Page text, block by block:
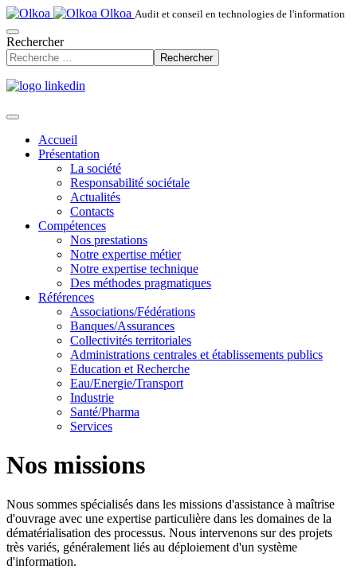
Olkoa Audit et conseil en technologies de l'information
Rechercher
Rechercher
Accueil
Présentation
La société
Responsabilité sociétale
Actualités
Contacts
Compétences
Nos prestations
Notre expertise métier
Notre expertise technique
Des méthodes pragmatiques
Références
Associations/Fédérations
Banques/Assurances
Collectivités territoriales
Administrations centrales et établissements publics
Education et Recherche
Eau/Energie/Transport
Industrie
Santé/Pharma
Services
Nos missions
Nous sommes spécialisés dans les missions d'assistance à maîtrise
d'ouvrage avec une expertise particulière dans les domaines de la
dématérialisation des processus. Nous intervenons sur des projets
très variés, généralement liés au déploiement d'un système
d'information.